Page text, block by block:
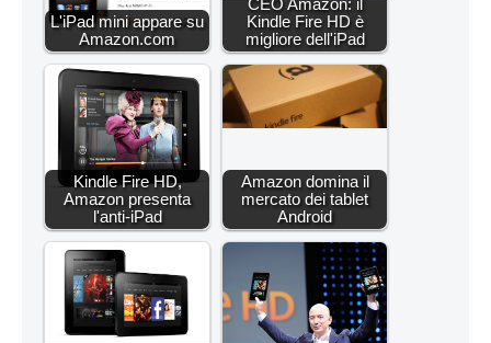
L'iPad mini appare su
Amazon.com
CEO Amazon: il
Kindle Fire HD è
migliore dell'iPad
Kindle Fire HD,
Amazon presenta
l'anti-iPad
Amazon domina il
mercato dei tablet
Android